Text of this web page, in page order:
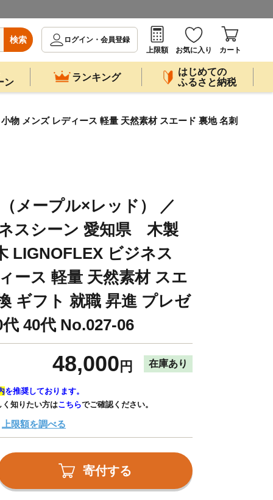
検索
ログイン・会員登録
上限額
お気に入り カート
ン
ランキング
はじめての
ふるさと納税
メンズ レディース 軽量 天然素材 スエード 裏地 名刺
メープル×レッド） ／
スシーン 愛知県 木製
LIGNOFLEX ビジネス
ース 軽量 天然素材 スエ
ギフト 就職 昇進 プレゼ
40代 No.027-06
48,000 円 在庫あり
を推奨しております。
く知りたい方はこちらでご確認ください。
上限額を調べる
寄付する